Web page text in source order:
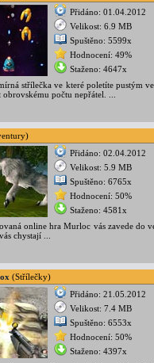
Přidáno: 01.04.2012
Velikost: 6.9 MB
Spuštěno: 5599x
Hodnocení: 49%
Staženo: 4647x
střílečka ve které poletíte pustým
obrovskému počtu nepřátel. ...
Přidáno: 02.04.2012
Velikost: 5.9 MB
Spuštěno: 6765x
Hodnocení: 50%
Staženo: 4581x
online hra Murloc vás zavede do
chystají ...
(Střílečky)
Přidáno: 21.05.2012
Velikost: 7.4 MB
Spuštěno: 6553x
Hodnocení: 50%
Staženo: 4397x